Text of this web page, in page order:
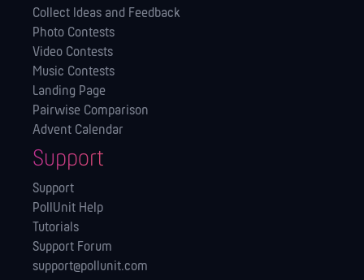
Collect Ideas and Feedback
Photo Contests
Video Contests
Music Contests
Landing Page
Pairwise Comparison
Advent Calendar
Support
Support
PollUnit Help
Tutorials
Support Forum
support@pollunit.com